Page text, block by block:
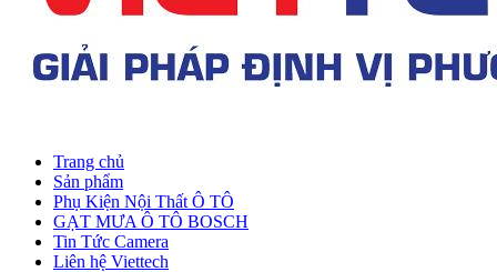
Trang chủ
Sản phẩm
Phụ Kiện Nội Thất Ô TÔ
GẠT MƯA Ô TÔ BOSCH
Tin Tức Camera
Liên hệ Viettech